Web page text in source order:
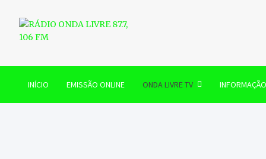
content
RÁDIO ONDA LIVRE 87.7,
INÍCIO EMISSÃO ONLINE ONDA LIVRE TV INFORMAÇÃO